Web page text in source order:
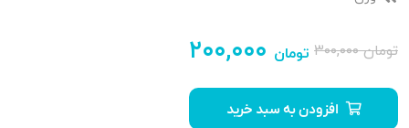
۳۰۰,۰۰۰تومان ۲۰۰,۰۰۰ تومان
افزودن به سبد خرید